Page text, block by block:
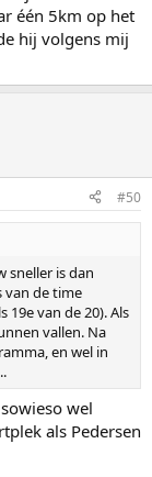
één 5km op het
hij volgens mij
#50
sneller is dan
van de time
19e van de 20). Als
vallen. Na
en wel in
wel
als Pedersen